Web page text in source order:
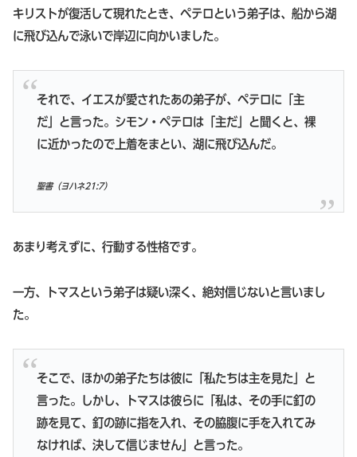
キリストが復活して現れたとき、ペテロという弟子は、船から湖
に飛び込んで泳いで岸辺に向かいました。
それで、イエスが愛されたあの弟子が、ペテロに「主
だ」と言った。シモン・ペテロは「主だ」と聞くと、裸
に近かったので上着をまとい、湖に飛び込んだ。
聖書（ヨハネ21:7）
あまり考えずに、行動する性格です。
一方、トマスという弟子は疑い深く、絶対信じないと言いまし
た。
そこで、ほかの弟子たちは彼に「私たちは主を見た」と
言った。しかし、トマスは彼らに「私は、その手に釘の
跡を見て、釘の跡に指を入れ、その脇腹に手を入れてみ
なければ、決して信じません」と言った。